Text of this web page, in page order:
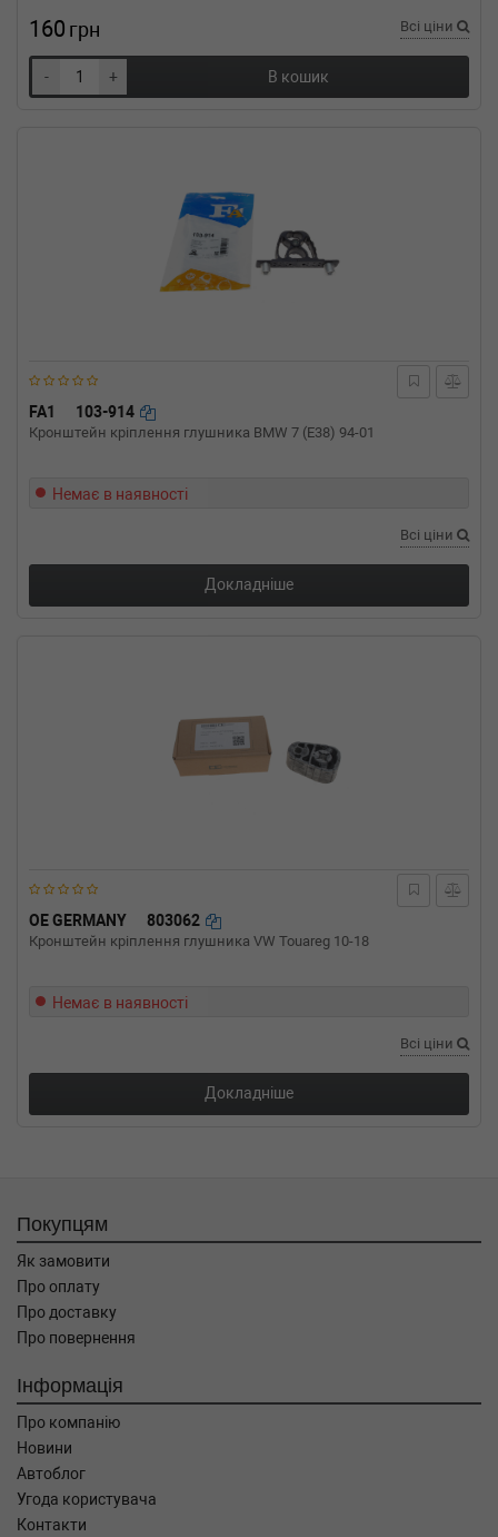
160 грн Всі ціни
- + В кошик
FA1 103-914
Кронштейн кріплення глушника BMW 7 (E38) 94-01
Немає в наявності
Всі ціни
Докладніше
OE GERMANY 803062
Кронштейн кріплення глушника VW Touareg 10-18
Немає в наявності
Всі ціни
Докладніше
Покупцям
Як замовити
Про оплату
Про доставку
Про повернення
Інформація
Про компанію
Новини
Автоблог
Угода користувача
Контакти